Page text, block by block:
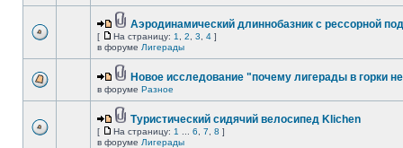
Аэродинамический длиннобазник с рессорной
[ На страницу: 1 2 3 4 ]
в форуме Лигерады
Новое исследование "почему лигерады в горки
в форуме Разное
Туристический сидячий велосипед Klichen
[ На страницу: 1 6 7 8 ]
в форуме Лигерады